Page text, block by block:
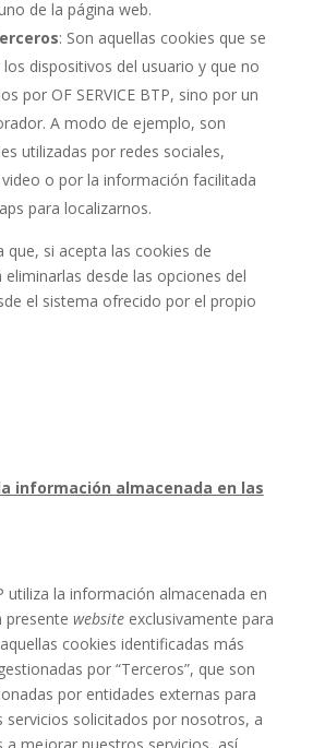
de la página web.
: Son aquellas cookies que se
dispositivos del usuario y que no
por OF SERVICE BTP, sino por un
A modo de ejemplo, son
utilizadas por redes sociales,
o por la información facilitada
para localizarnos.
que, si acepta las cookies de
desde las opciones del
el sistema ofrecido por el propio
información almacenada en las
utiliza la información almacenada en
presente websiteexclusivamente para
cookies identificadas más
por “Terceros”, que son
por entidades externas para
servicios solicitados por nosotros, a